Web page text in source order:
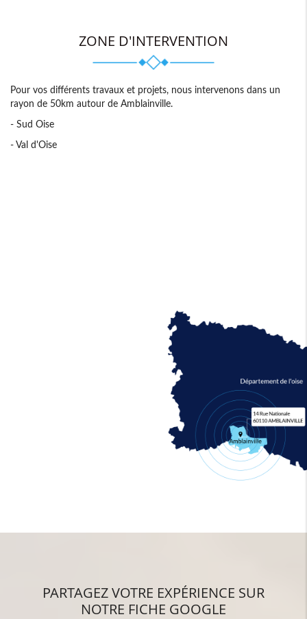
ZONE D'INTERVENTION
Pour vos différents travaux et projets, nous intervenons dans un
rayon de 50km autour de Amblainville.
- Sud Oise
- Val d'Oise
PARTAGEZ VOTRE EXPÉRIENCE SUR
NOTRE FICHE GOOGLE